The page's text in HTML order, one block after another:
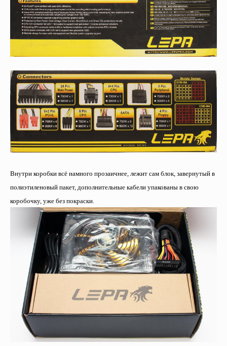
Внутри коробки всё намного прозаичнее, лежит сам блок, завернутый в
полиэтиленовый пакет, дополнительные кабели упакованы в свою
коробочку, уже без покраски.